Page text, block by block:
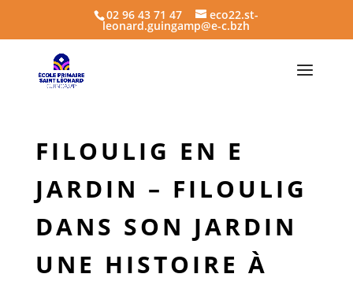
02 96 43 71 47 eco22.st-
leonard.guingamp@e-c.bzh
FILOULIG EN E
JARDIN – FILOULIG
DANS SON JARDIN
UNE HISTOIRE À